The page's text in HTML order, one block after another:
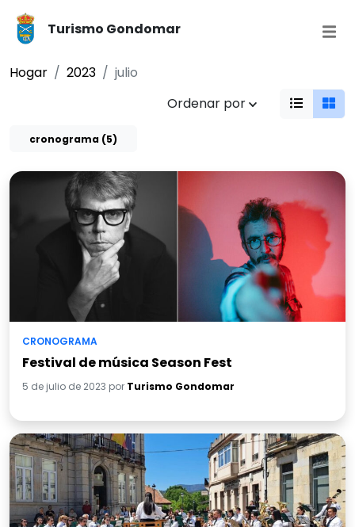
Turismo Gondomar
Hogar 2023
julio
Ordenar por
cronograma (5)
CRONOGRAMA
Festival de música Season Fest
5 de julio de 2023 por Turismo Gondomar